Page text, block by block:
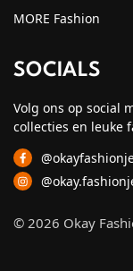
MORE Fashion
SOCIALS
Volg ons op social
collecties en leuke
© 2026 Okay